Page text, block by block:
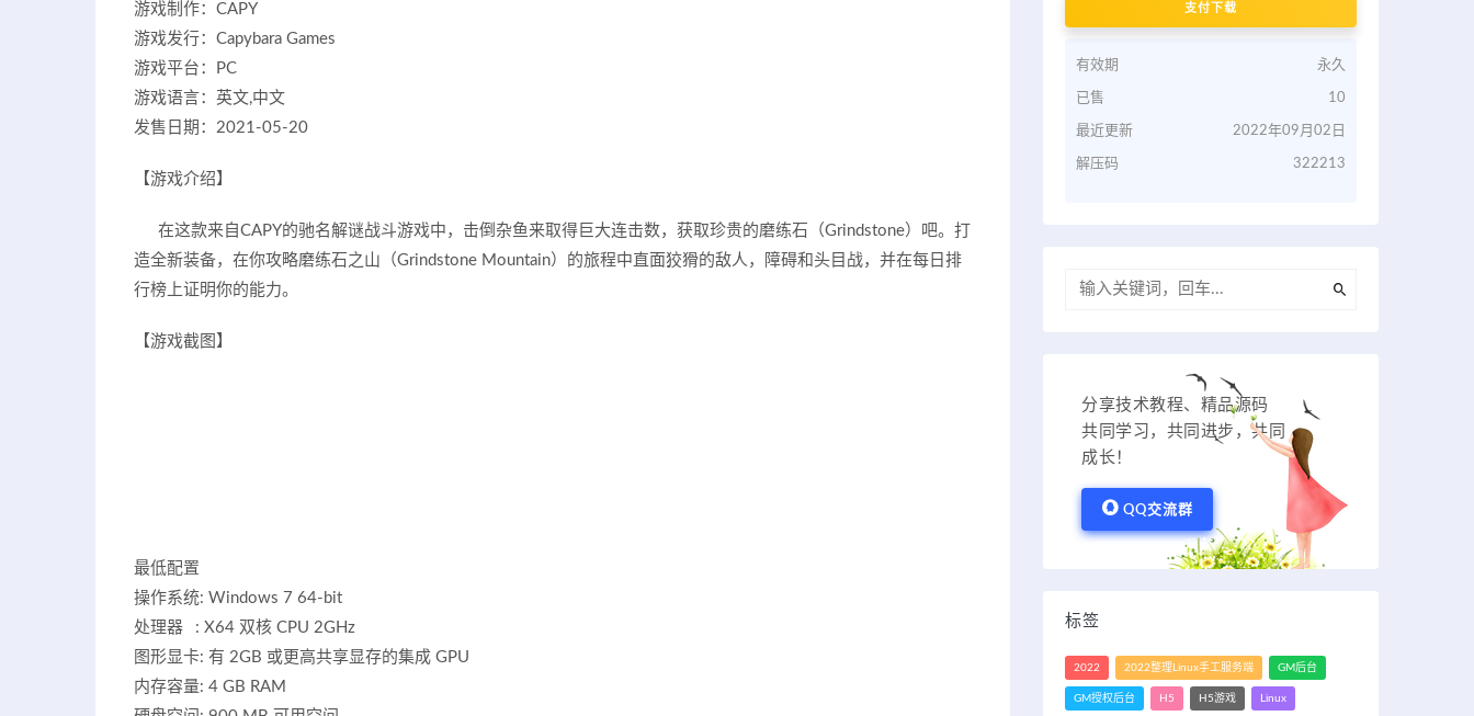
游戏制作：CAPY
游戏发行：Capybara Games
游戏平台：PC
游戏语言：英文,中文
发售日期：2021-05-20
【游戏介绍】
在这款来自CAPY的驰名解谜战斗游戏中，击倒杂鱼来取得巨大连击数，获取珍贵的磨练石（Grindstone）吧。打
造全新装备，在你攻略磨练石之山（Grindstone Mountain）的旅程中直面狡猾的敌人，障碍和头目战，并在每日排
行榜上证明你的能力。
【游戏截图】
最低配置
操作系统: Windows 7 64-bit
处理器 : X64 双核 CPU 2GHz
图形显卡: 有 2GB 或更高共享显存的集成 GPU
内存容量: 4 GB RAM
支付下载
有效期 永久
已售 10
最近更新 2022年09月02日
解压码 322213
分享技术教程、精品源码
共同学习，共同进步，共同
成长！
QQ交流群
标签
2022 2022整理Linux手工服务端 GM后台
GM授权后台 H5 H5游戏 Linux